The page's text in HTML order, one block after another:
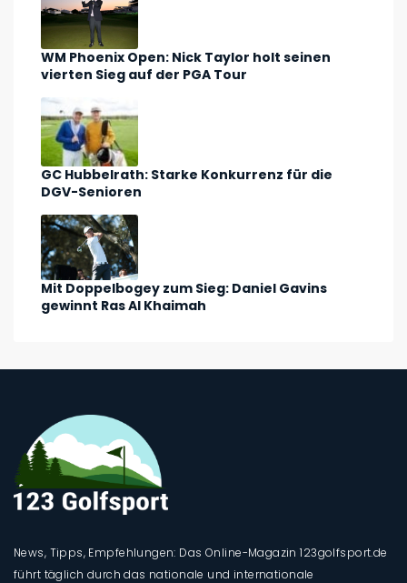
WM Phoenix Open: Nick Taylor holt seinen
vierten Sieg auf der PGA Tour
GC Hubbelrath: Starke Konkurrenz für die
DGV-Senioren
Mit Doppelbogey zum Sieg: Daniel Gavins
gewinnt Ras Al Khaimah
News, Tipps, Empfehlungen: Das Online-Magazin 123golfsport.de
führt täglich durch das nationale und internationale